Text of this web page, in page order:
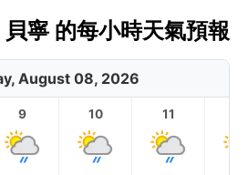
寧 的每小時天氣預報
August 08, 2026
9 10 11